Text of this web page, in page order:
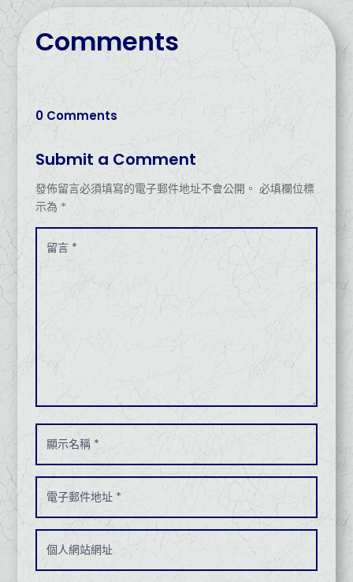
Comments
0 Comments
Submit a Comment
發佈留言必須填寫的電子郵件地址不會公開。 必填欄位標
示為 *